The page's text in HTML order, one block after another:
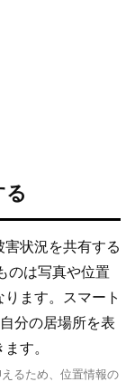
る
状況を共有する
のは写真や位置
ます。スマート
分の居場所を表
す。
るため、位置情報の